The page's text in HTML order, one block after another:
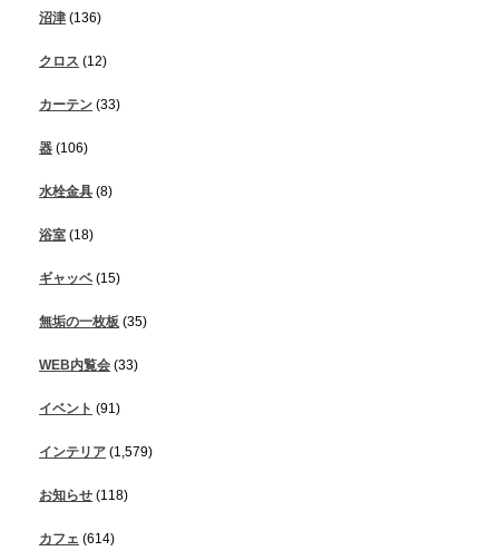
沼津 (136)
クロス (12)
カーテン (33)
器 (106)
水栓金具 (8)
浴室 (18)
ギャッベ (15)
無垢の一枚板 (35)
WEB内覧会 (33)
イベント (91)
インテリア (1,579)
お知らせ (118)
カフェ (614)